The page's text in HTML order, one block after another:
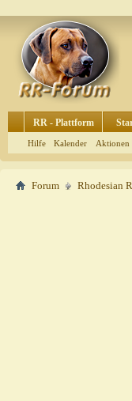
RR - Plattform
Hilfe Kalender Aktionen
Forum Rhodesian